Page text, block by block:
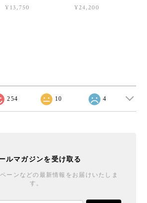
¥13,750 ¥24,200
254 10 4
ルマガジンを受け取る
ーンなどの最新情報をお届けいたしま
す。